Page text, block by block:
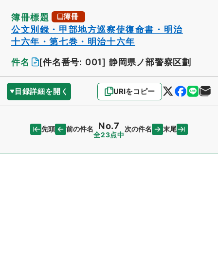
簿冊標題 簿冊
公文別録・甲部地方巡察使復命書・明治
十六年・第七巻・明治十六年
件名
[件名番号: 001] 静岡県ノ部警察区劃
目録詳細を開く URIをコピー
先頭 前の件名 No.7
全23点中
次の件名 末尾